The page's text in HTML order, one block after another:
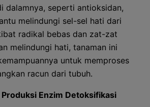
dalamnya, seperti antioksidan,
melindungi sel-sel hati dari
radikal bebas dan zat-zat
melindungi hati, tanaman ini
untuk memproses
racun dari tubuh.
Enzim Detoksifikasi